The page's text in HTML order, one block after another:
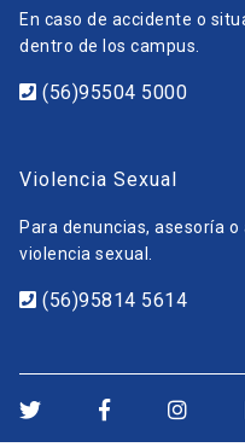
En caso de accidente o
dentro de los campus.
(56)95504 5000
Violencia Sexual
Para denuncias, asesoría
violencia sexual.
(56)95814 5614